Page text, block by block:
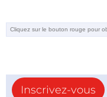
Inscrivez-vous